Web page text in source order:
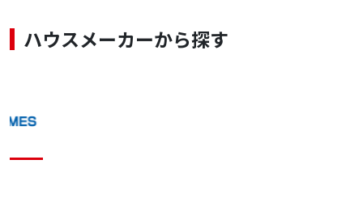
ハウスメーカーから探す